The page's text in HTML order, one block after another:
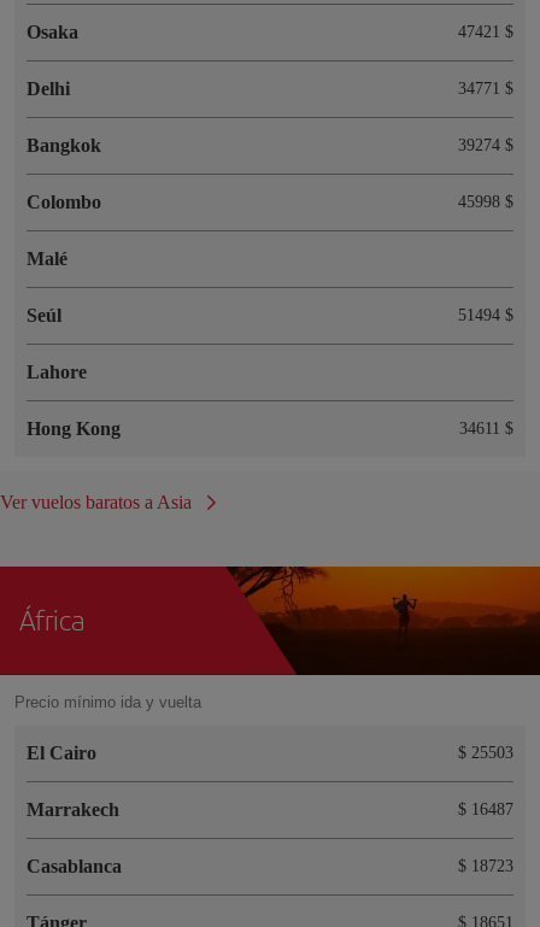
Osaka 47421 $
Delhi 34771 $
Bangkok 39274 $
Colombo 45998 $
Malé
Seúl 51494 $
Lahore
Hong Kong 34611 $
Ver vuelos baratos a Asia
África
Precio mínimo ida y vuelta
El Cairo $ 25503
Marrakech $ 16487
Casablanca $ 18723
Tánger $ 18651